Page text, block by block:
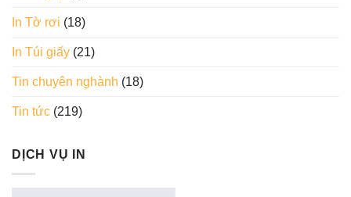
In Tờ rơi (18)
In Túi giấy (21)
Tin chuyên nghành (18)
Tin tức (219)
DỊCH VỤ IN